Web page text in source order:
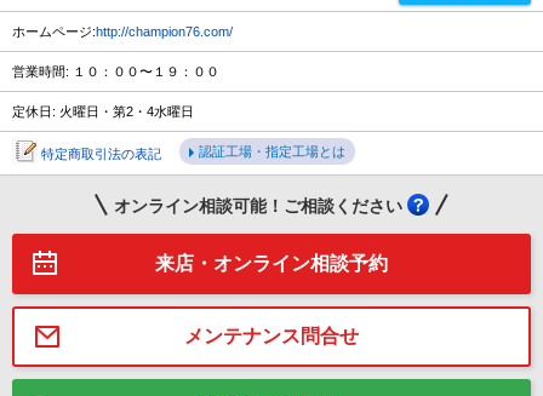
ホームページ:http://champion76.com/
営業時間: １０：００〜１９：００
定休日: 火曜日・第2・4水曜日
特定商取引法の表記 認証工場・指定工場とは
オンライン相談可能！ご相談ください
来店・オンライン相談予約
メンテナンス問合せ